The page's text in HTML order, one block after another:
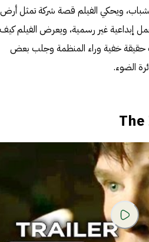
ويحكي الفيلم قصة شركة تمثل أرض
إبداعية غير رسمية، ويعرض الفيلم كيف
حقيقة خفية وراء المنظمة وجلب بعض
الضوء.